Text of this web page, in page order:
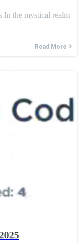
In the mystical realm
Read More